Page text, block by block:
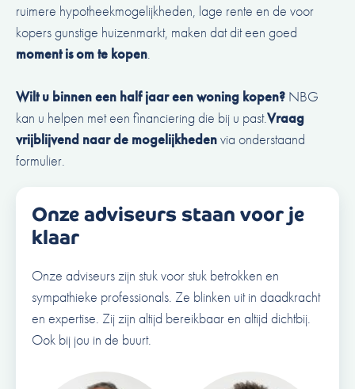
ruimere hypotheekmogelijkheden, lage rente en de voor
kopers gunstige huizenmarkt, maken dat dit een goed
moment is om te kopen.
Wilt u binnen een half jaar een woning kopen? NBG
kan u helpen met een financiering die bij u past.Vraag
vrijblijvend naar de mogelijkhedenvia onderstaand
formulier.
Onze adviseurs staan voor je
klaar
Onze adviseurs zijn stuk voor stuk betrokken en
sympathieke professionals. Ze blinken uit in daadkracht
en expertise. Zij zijn altijd bereikbaar en altijd dichtbij.
Ook bij jou in de buurt.